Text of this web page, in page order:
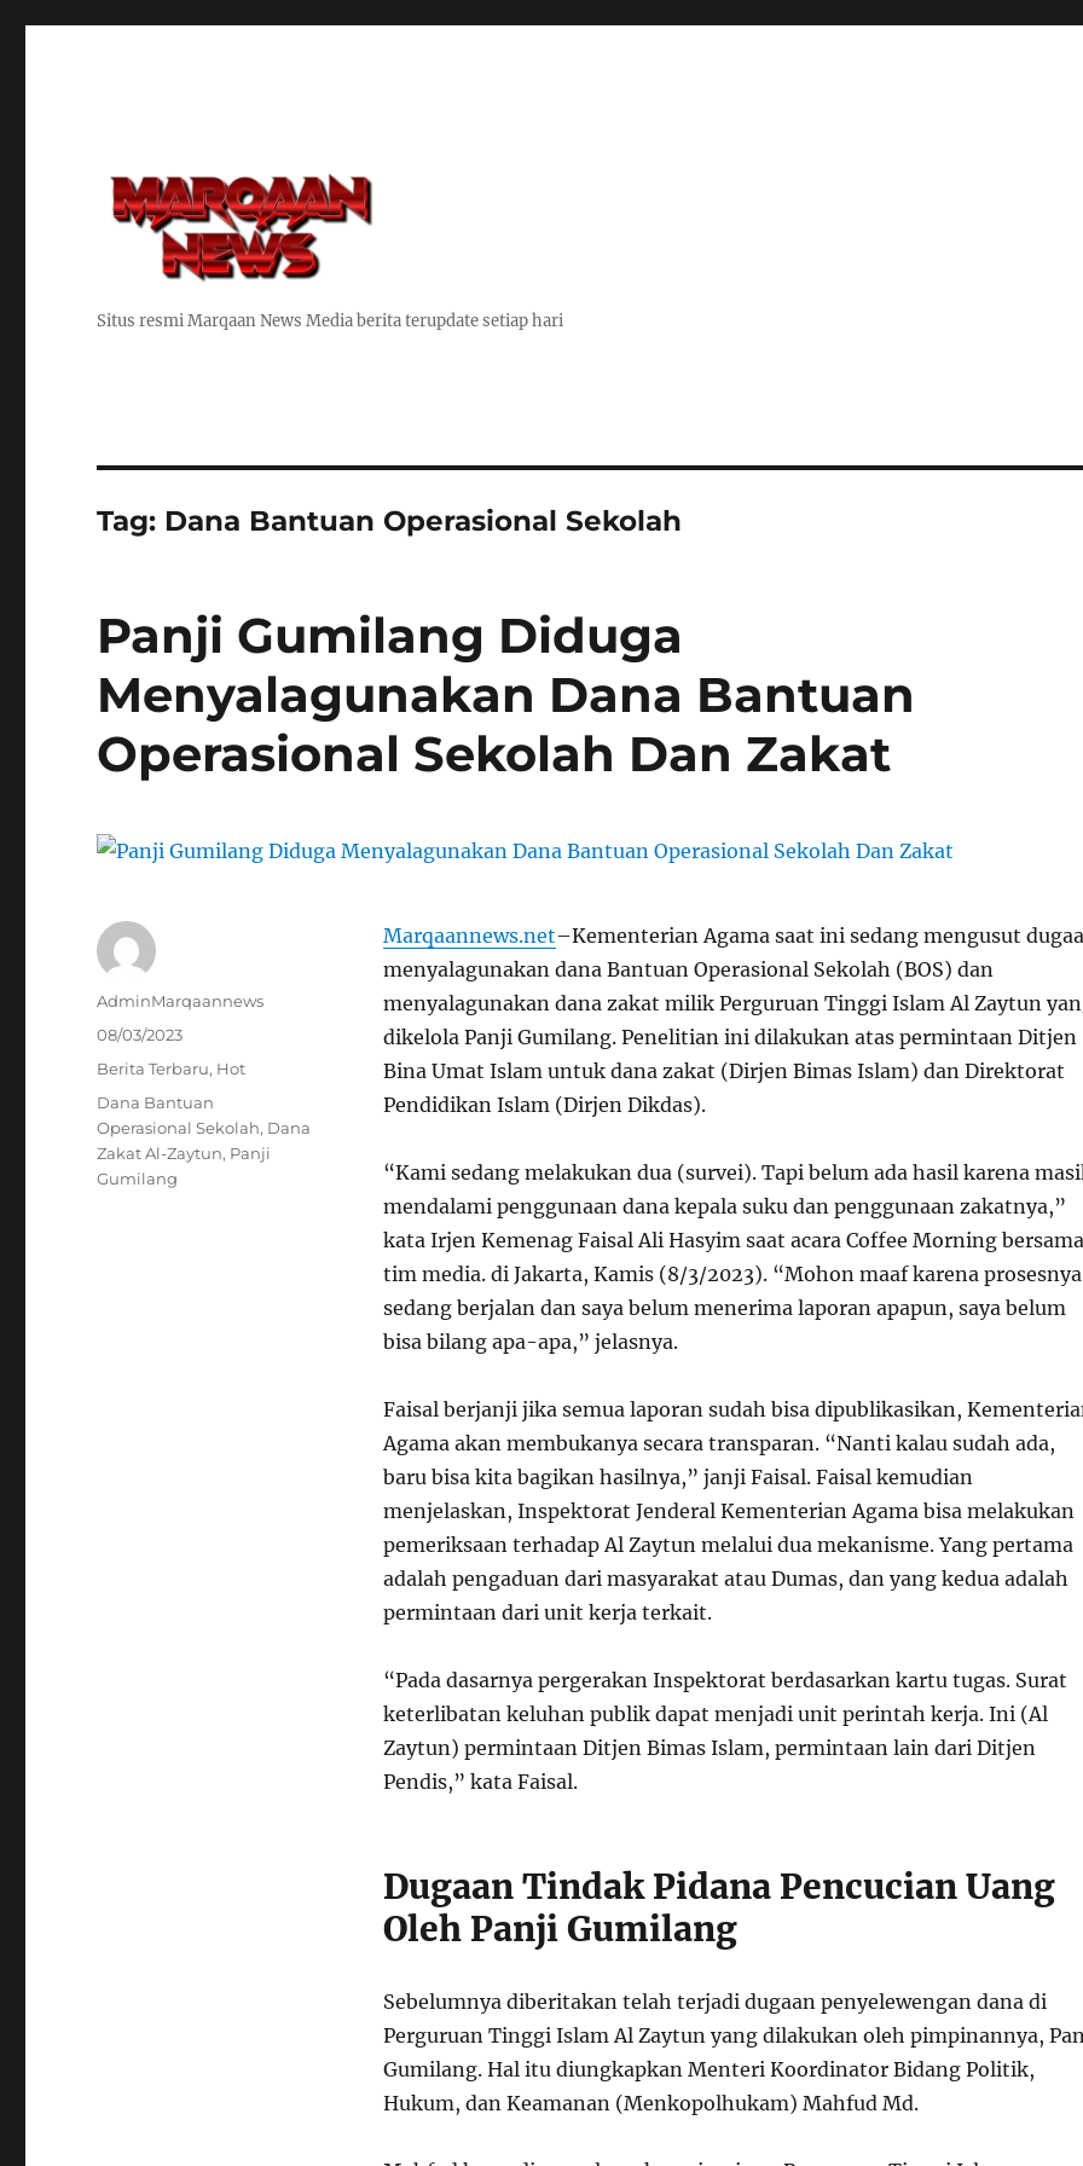
Situs resmi Marqaan News Media berita terupdate setiap hari
Tag: Dana Bantuan Operasional Sekolah
Panji Gumilang Diduga
Menyalagunakan Dana Bantuan
Operasional Sekolah Dan Zakat
Marqaannews.net–Kementerian Agama saat ini sedang mengusut
menyalagunakan dana Bantuan Operasional Sekolah (BOS) dan
menyalagunakan dana zakat milik Perguruan Tinggi Islam Al Zaytun
dikelola Panji Gumilang. Penelitian ini dilakukan atas permintaan Ditjen
Bina Umat Islam untuk dana zakat (Dirjen Bimas Islam) dan Direktorat
Pendidikan Islam (Dirjen Dikdas).
“Kami sedang melakukan dua (survei). Tapi belum ada hasil karena
mendalami penggunaan dana kepala suku dan penggunaan zakatnya,”
kata Irjen Kemenag Faisal Ali Hasyim saat acara Coffee Morning bersama
tim media. di Jakarta, Kamis (8/3/2023). “Mohon maaf karena prosesnya
sedang berjalan dan saya belum menerima laporan apapun, saya belum
bisa bilang apa-apa,” jelasnya.
Faisal berjanji jika semua laporan sudah bisa dipublikasikan,
Agama akan membukanya secara transparan. “Nanti kalau sudah ada,
baru bisa kita bagikan hasilnya,” janji Faisal. Faisal kemudian
menjelaskan, Inspektorat Jenderal Kementerian Agama bisa melakukan
pemeriksaan terhadap Al Zaytun melalui dua mekanisme. Yang pertama
adalah pengaduan dari masyarakat atau Dumas, dan yang kedua adalah
permintaan dari unit kerja terkait.
“Pada dasarnya pergerakan Inspektorat berdasarkan kartu tugas. Surat
keterlibatan keluhan publik dapat menjadi unit perintah kerja. Ini (Al
Zaytun) permintaan Ditjen Bimas Islam, permintaan lain dari Ditjen
Pendis,” kata Faisal.
Dugaan Tindak Pidana Pencucian Uang
Oleh Panji Gumilang
Sebelumnya diberitakan telah terjadi dugaan penyelewengan dana di
Perguruan Tinggi Islam Al Zaytun yang dilakukan oleh pimpinannya,
Gumilang. Hal itu diungkapkan Menteri Koordinator Bidang Politik,
Hukum, dan Keamanan (Menkopolhukam) Mahfud Md.
Author
AdminMarqaannews
Posted
08/03/2023
Categories
Berita Terbaru, Hot
Tags
Dana Bantuan
Operasional Sekolah, Dana
Zakat Al-Zaytun, Panji
Gumilang